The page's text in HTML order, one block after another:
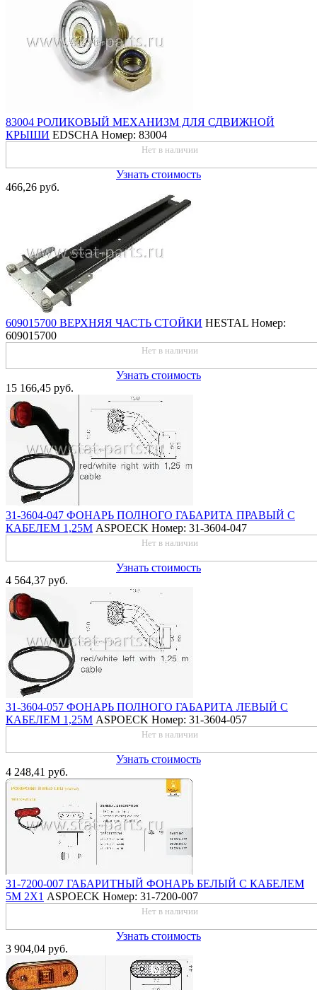
83004 РОЛИКОВЫЙ МЕХАНИЗМ ДЛЯ СДВИЖНОЙ
КРЫШИ EDSCHA Номер: 83004
Нет в наличии
Узнать стоимость
466,26 руб.
609015700 ВЕРХНЯЯ ЧАСТЬ СТОЙКИ HESTAL Номер:
609015700
Нет в наличии
Узнать стоимость
15 166,45 руб.
31-3604-047 ФОНАРЬ ПОЛНОГО ГАБАРИТА ПРАВЫЙ С
КАБЕЛЕМ 1,25М ASPOECK Номер: 31-3604-047
Нет в наличии
Узнать стоимость
4 564,37 руб.
31-3604-057 ФОНАРЬ ПОЛНОГО ГАБАРИТА ЛЕВЫЙ С
КАБЕЛЕМ 1,25М ASPOECK Номер: 31-3604-057
Нет в наличии
Узнать стоимость
4 248,41 руб.
31-7200-007 ГАБАРИТНЫЙ ФОНАРЬ БЕЛЫЙ С КАБЕЛЕМ
5М 2Х1 ASPOECK Номер: 31-7200-007
Нет в наличии
Узнать стоимость
3 904,04 руб.